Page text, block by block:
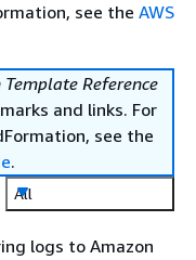
see the AWS
Reference
and links. For
see the
.
All
logs to Amazon